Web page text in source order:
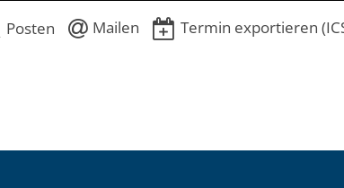
Posten Mailen Termin exportieren